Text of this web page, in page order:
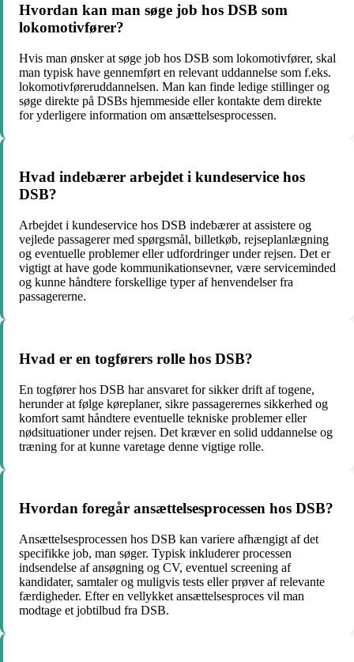
Hvordan kan man søge job hos DSB som
lokomotivfører?
Hvis man ønsker at søge job hos DSB som lokomotivfører, skal
man typisk have gennemført en relevant uddannelse som f.eks.
lokomotivføreruddannelsen. Man kan finde ledige stillinger og
søge direkte på DSBs hjemmeside eller kontakte dem direkte
for yderligere information om ansættelsesprocessen.
Hvad indebærer arbejdet i kundeservice hos
DSB?
Arbejdet i kundeservice hos DSB indebærer at assistere og
vejlede passagerer med spørgsmål, billetkøb, rejseplanlægning
og eventuelle problemer eller udfordringer under rejsen. Det er
vigtigt at have gode kommunikationsevner, være serviceminded
og kunne håndtere forskellige typer af henvendelser fra
passagererne.
Hvad er en togførers rolle hos DSB?
En togfører hos DSB har ansvaret for sikker drift af togene,
herunder at følge køreplaner, sikre passagerernes sikkerhed og
komfort samt håndtere eventuelle tekniske problemer eller
nødsituationer under rejsen. Det kræver en solid uddannelse og
træning for at kunne varetage denne vigtige rolle.
Hvordan foregår ansættelsesprocessen hos DSB?
Ansættelsesprocessen hos DSB kan variere afhængigt af det
specifikke job, man søger. Typisk inkluderer processen
indsendelse af ansøgning og CV, eventuel screening af
kandidater, samtaler og muligvis tests eller prøver af relevante
færdigheder. Efter en vellykket ansættelsesproces vil man
modtage et jobtilbud fra DSB.